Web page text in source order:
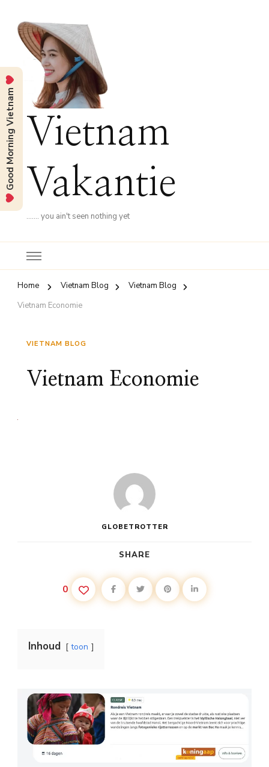
Vietnam
Vakantie
……. you ain't seen nothing yet
Home Vietnam Blog
Vietnam Blog
Vietnam Economie
VIETNAM BLOG
Vietnam Economie
GLOBETROTTER
SHARE
0
Inhoud toon
Good Morning Vietnam